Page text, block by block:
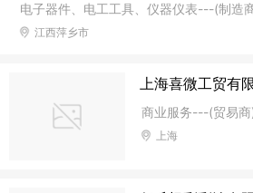
电子器件、电工工具、仪器仪表---(制造
江西萍乡市
上海喜微工贸有
商业服务---(贸易商
上海